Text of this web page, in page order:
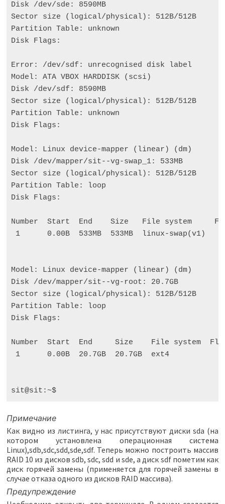
Disk /dev/sde: 8590MB
Sector size
( logical/physical) : 512B/512B
Partition Table: unknown
Disk Flags:
Error: /dev/sdf: unrecognised disk label
Model: ATA VBOX HARDDISK
( scsi)
Disk /dev/sdf: 8590MB
Sector size
( logical/physical) : 512B/512B
Partition Table: unknown
Disk Flags:
Model: Linux device-mapper ( linear ) ( dm)
Disk /dev/mapper/sit--vg-swap_1: 533MB
Sector size
( logical/physical) : 512B/512B
Partition Table: loop
Disk Flags:
Number  Start  End    Size   File system
1
0 .00B  533MB  533MB  linux-swap(v1)
Model: Linux device-mapper ( linear ) ( dm)
Disk /dev/mapper/sit--vg-root: 20 .7GB
Sector size
( logical/physical) : 512B/512B
Partition Table: loop
Disk Flags:
Number  Start  End     Size    File system
1
0 .00B 20 .7GB 20 .7GB  ext4
sit@sit:~$
Примечание
Как видно из листинга, у нас присутствуют диски sda (на
котором установлена операционная система
Linux),sdb,sdc,sdd,sde,sdf. Теперь можно построить массив
RAID 10 из дисков sdb, sdc, sdd и sde, а диск sdf пометим как
диск горячей замены (применяется для горячей замены в
случае отказа одного из дисков RAID массива).
Предупреждение